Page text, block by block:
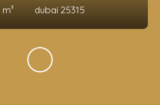
m² dubai 25315